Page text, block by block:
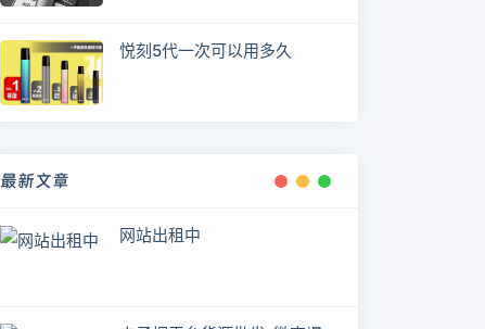
悦刻5代一次可以用多久
最新文章
网站出租中